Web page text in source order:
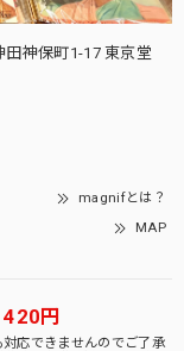
田神保町1-17 東京堂
magnifとは？
MAP
円
応できませんのでご了承